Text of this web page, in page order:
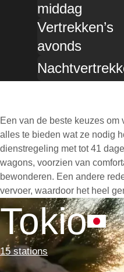
middag
Vertrekken’s
avonds
Een van de beste keuzes
alles te bieden wat ze nodig
dienstregeling met tot 41
wagons, voorzien van
bewonderen. Een andere
vervoer, waardoor het heel
Tokio
15 stations